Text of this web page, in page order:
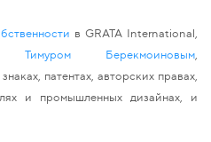
в GRATA International,
Тимуром Берекмоиновым
патентах, авторских правах,
и промышленных дизайнах,
и